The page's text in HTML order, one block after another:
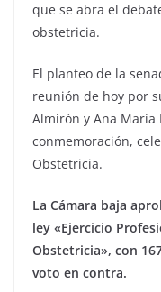
que se abra el
obstetricia.
El planteo de la
reunión de hoy por
Almirón y Ana María
conmemoración,
Obstetricia.
La Cámara baja
ley «Ejercicio
Obstetricia», con
voto en contra.